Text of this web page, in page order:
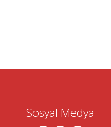
Sosyal Medya